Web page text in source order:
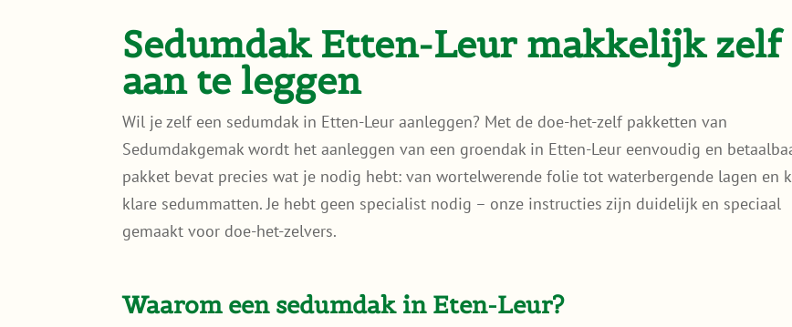
Sedumdak Etten-Leur makkelijk zelf
aan te leggen
Wil je zelf een sedumdak in Etten-Leur aanleggen? Met de doe-het-zelf pakketten van
Sedumdakgemak wordt het aanleggen van een groendak in Etten-Leur eenvoudig en
pakket bevat precies wat je nodig hebt: van wortelwerende folie tot waterbergende lagen en
klare sedummatten. Je hebt geen specialist nodig – onze instructies zijn duidelijk en speciaal
gemaakt voor doe-het-zelvers.
Waarom een sedumdak in Eten-Leur?